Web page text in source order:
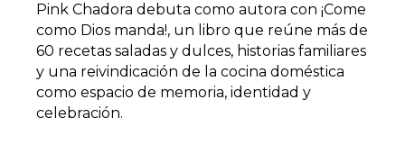
Pink Chadora debuta como autora con ¡Come
como Dios manda!, un libro que reúne más de
60 recetas saladas y dulces, historias familiares
y una reivindicación de la cocina doméstica
como espacio de memoria, identidad y
celebración.